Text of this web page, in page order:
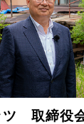
ツ 取締